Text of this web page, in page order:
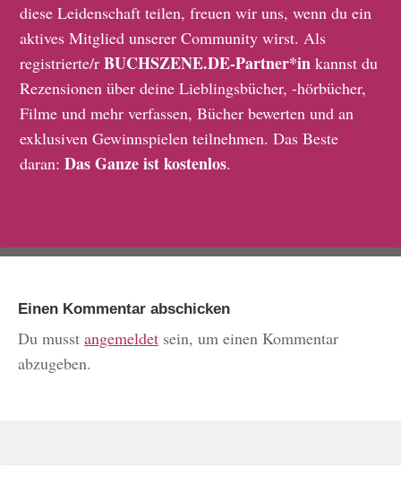
diese Leidenschaft teilen, freuen wir uns, wenn du ein
aktives Mitglied unserer Community wirst. Als
registrierte/rBUCHSZENE.DE-Partner*in kannst du
Rezensionen über deine Lieblingsbücher, -hörbücher,
Filme und mehr verfassen, Bücher bewerten und an
exklusiven Gewinnspielen teilnehmen. Das Beste
daran:Das Ganze ist kostenlos.
Einen Kommentar abschicken
Du musst angemeldet sein, um einen Kommentar
abzugeben.